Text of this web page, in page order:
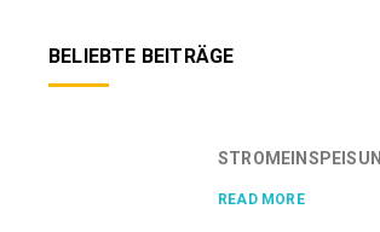
BELIEBTE BEITRÄGE
READ MORE